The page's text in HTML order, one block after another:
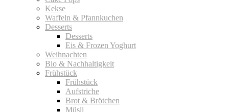
Kekse
Waffeln & Pfannkuchen
Desserts
Desserts
Eis & Frozen Yoghurt
Weihnachten
Bio & Nachhaltigkeit
Frühstück
Frühstück
Aufstriche
Brot & Brötchen
Müsli